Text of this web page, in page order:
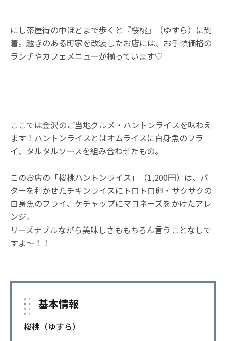
にし茶屋街の中ほどまで歩くと『桜桃』（ゆすら）に到
着。趣きのある町家を改装したお店には、お手頃価格の
ランチやカフェメニューが揃っています♡
ここでは金沢のご当地グルメ・ハントンライスを味わえ
ます！ハントンライスとはオムライスに白身魚のフラ
イ、タルタルソースを組み合わせたもの。
このお店の「桜桃ハントンライス」（1,200円）は、バ
ターを利かせたチキンライスにトロトロ卵・サクサクの
白身魚のフライ、ケチャップにマヨネーズをかけたアレ
ンジ。
リーズナブルながら美味しさももちろん言うことなしで
すよ～！！
基本情報
桜桃（ゆすら）